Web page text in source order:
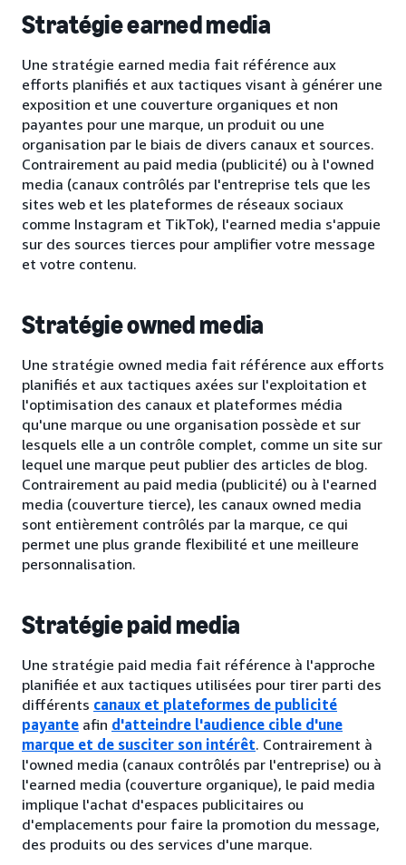
Stratégie earned media
Une stratégie earned media fait référence aux
efforts planifiés et aux tactiques visant à générer une
exposition et une couverture organiques et non
payantes pour une marque, un produit ou une
organisation par le biais de divers canaux et sources.
Contrairement au paid media (publicité) ou à l'owned
media (canaux contrôlés par l'entreprise tels que les
sites web et les plateformes de réseaux sociaux
comme Instagram et TikTok), l'earned media s'appuie
sur des sources tierces pour amplifier votre message
et votre contenu.
Stratégie owned media
Une stratégie owned media fait référence aux efforts
planifiés et aux tactiques axées sur l'exploitation et
l'optimisation des canaux et plateformes média
qu'une marque ou une organisation possède et sur
lesquels elle a un contrôle complet, comme un site sur
lequel une marque peut publier des articles de blog.
Contrairement au paid media (publicité) ou à l'earned
media (couverture tierce), les canaux owned media
sont entièrement contrôlés par la marque, ce qui
permet une plus grande flexibilité et une meilleure
personnalisation.
Stratégie paid media
Une stratégie paid media fait référence à l'approche
planifiée et aux tactiques utilisées pour tirer parti des
différents canaux et plateformes de publicité
payante afin d'atteindre l'audience cible d'une
marque et de susciter son intérêt. Contrairement à
l'owned media (canaux contrôlés par l'entreprise) ou à
l'earned media (couverture organique), le paid media
implique l'achat d'espaces publicitaires ou
d'emplacements pour faire la promotion du message,
des produits ou des services d'une marque.